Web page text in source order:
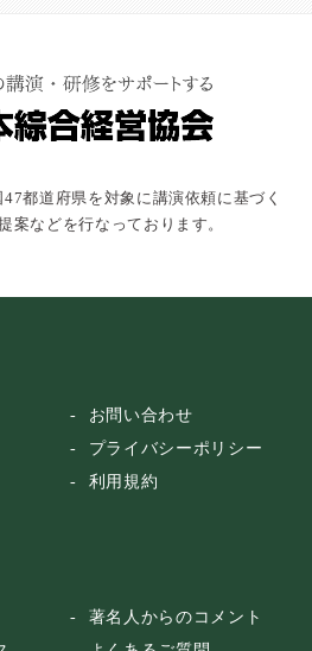
ウンサー
モデル
都道府県を対象に講演依頼に基づく
案などを行なっております。
お問い合わせ
プライバシーポリシー
利用規約
著名人からのコメント